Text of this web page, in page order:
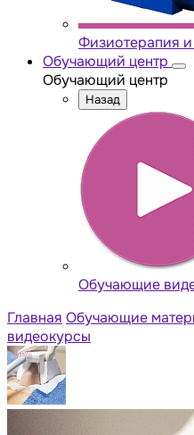
Физиотерапия
Обучающий центр
Обучающий центр
Назад
Обучающие
Главная Обучающие
видеокурсы